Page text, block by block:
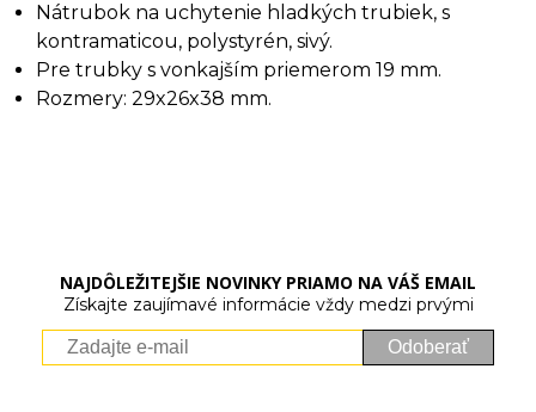
Nátrubok na uchytenie hladkých trubiek, s
kontramaticou, polystyrén, sivý.
Pre trubky s vonkajším priemerom 19 mm.
Rozmery: 29x26x38 mm.
NAJDÔLEŽITEJŠIE NOVINKY PRIAMO NA VÁŠ EMAIL
Získajte zaujímavé informácie vždy medzi prvými
Odoberať